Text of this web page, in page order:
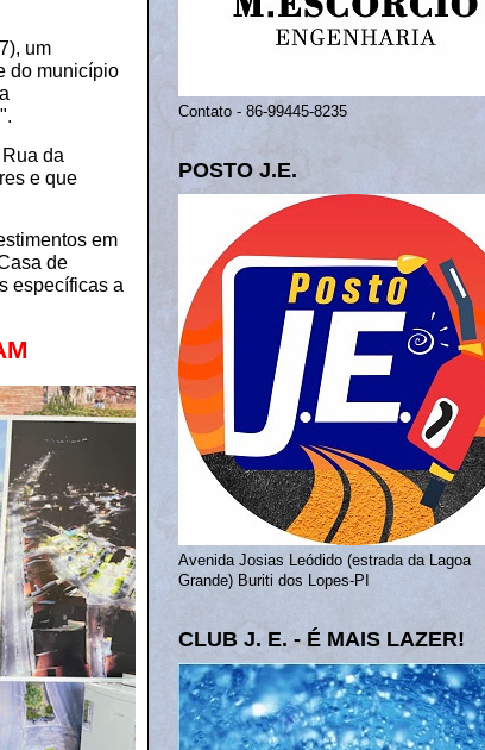
um
do município
da
e que
em
de
específicas a
Contato - 86-99445-8235
POSTO J.E.
Avenida Josias Leódido (estrada da Lagoa
Grande) Buriti dos Lopes-PI
CLUB J. E. - É MAIS LAZER!